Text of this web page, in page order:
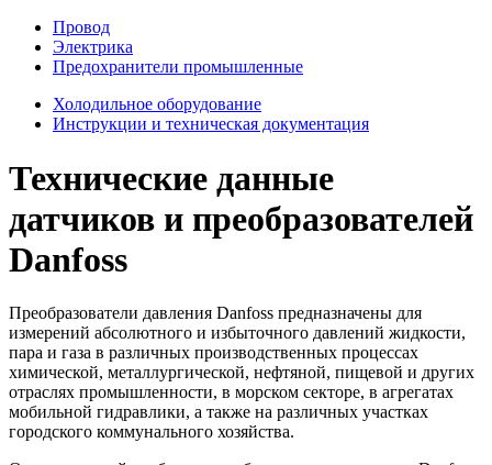
Провод
Электрика
Предохранители промышленные
Холодильное оборудование
Инструкции и техническая документация
Технические данные
датчиков и преобразователей
Danfoss
Преобразователи давления Danfoss предназначены для
измерений абсолютного и избыточного давлений жидкости,
пара и газа в различных производственных процессах
химической, металлургической, нефтяной, пищевой и других
отраслях промышленности, в морском секторе, в агрегатах
мобильной гидравлики, а также на различных участках
городского коммунального хозяйства.